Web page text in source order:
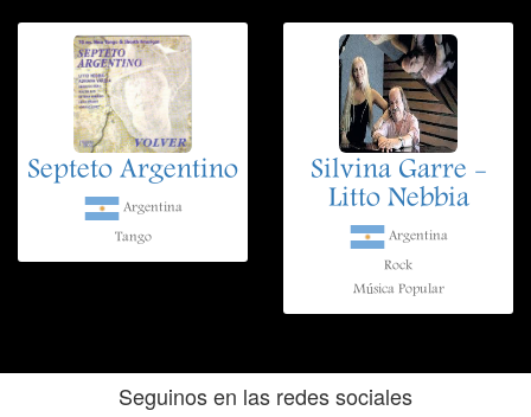
Septeto Argentino
Argentina
Tango
Silvina Garre -
Litto Nebbia
Argentina
Rock
Música Popular
Seguinos en las redes sociales